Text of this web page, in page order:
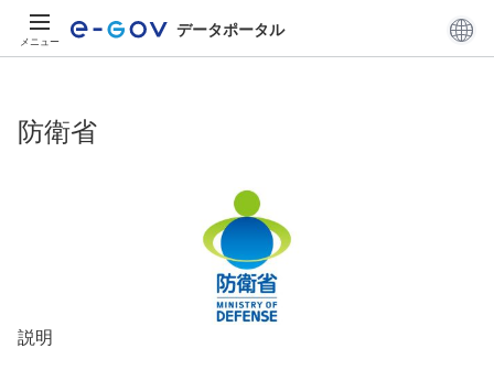
メニュー
データポータル
防衛省
説明